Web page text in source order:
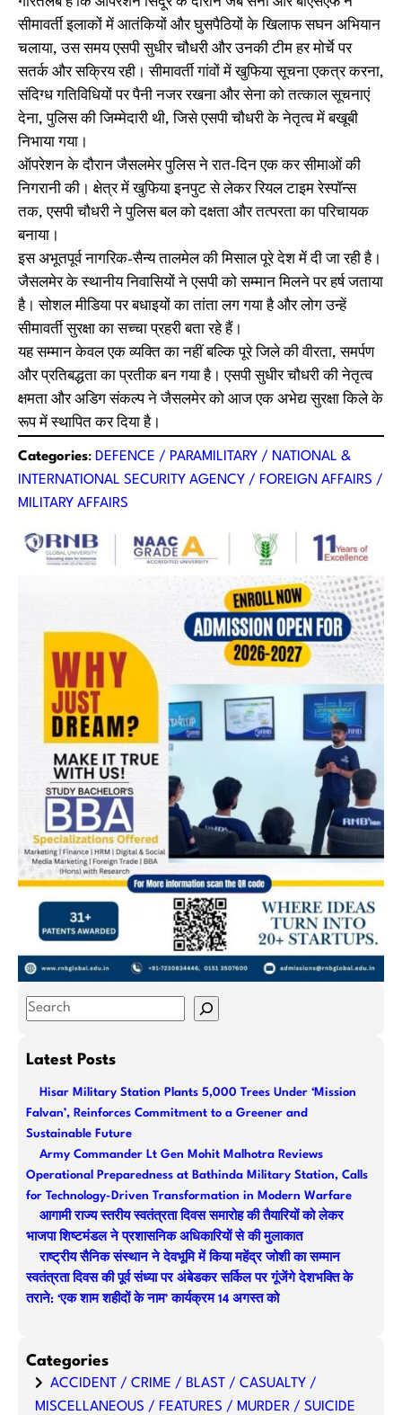
सीमावर्ती इलाकों में आतंकियों और घुसपैठियों के खिलाफ सघन अभियान
चलाया, उस समय एसपी सुधीर चौधरी और उनकी टीम हर मोर्चे पर
सतर्क और सक्रिय रही। सीमावर्ती गांवों में खुफिया सूचना एकत्र करना,
संदिग्ध गतिविधियों पर पैनी नजर रखना और सेना को तत्काल सूचनाएं
देना, पुलिस की जिम्मेदारी थी, जिसे एसपी चौधरी के नेतृत्व में बखूबी
निभाया गया।
ऑपरेशन के दौरान जैसलमेर पुलिस ने रात-दिन एक कर सीमाओं की
निगरानी की। क्षेत्र में खुफिया इनपुट से लेकर रियल टाइम रेस्पॉन्स
तक, एसपी चौधरी ने पुलिस बल को दक्षता और तत्परता का परिचायक
बनाया।
इस अभूतपूर्व नागरिक-सैन्य तालमेल की मिसाल पूरे देश में दी जा रही है।
जैसलमेर के स्थानीय निवासियों ने एसपी को सम्मान मिलने पर हर्ष जताया
है। सोशल मीडिया पर बधाइयों का तांता लग गया है और लोग उन्हें
सीमावर्ती सुरक्षा का सच्चा प्रहरी बता रहे हैं।
यह सम्मान केवल एक व्यक्ति का नहीं बल्कि पूरे जिले की वीरता, समर्पण
और प्रतिबद्धता का प्रतीक बन गया है। एसपी सुधीर चौधरी की नेतृत्व
क्षमता और अडिग संकल्प ने जैसलमेर को आज एक अभेद्य सुरक्षा किले के
रूप में स्थापित कर दिया है।
Categories: DEFENCE / PARAMILITARY / NATIONAL &
INTERNATIONAL SECURITY AGENCY / FOREIGN AFFAIRS /
MILITARY AFFAIRS
S
aLatest Posts
Hisar Military Station Plants 5,000 Trees Under ‘Mission
Falvan’, Reinforces Commitment to a Greener and
Sustainable Future
Army Commander Lt Gen Mohit Malhotra Reviews
Operational Preparedness at Bathinda Military Station, Calls
for Technology-Driven Transformation in Modern Warfare
आगामी राज्य स्तरीय स्वतंत्रता दिवस समारोह की तैयारियों को लेकर
भाजपा शिष्टमंडल ने प्रशासनिक अधिकारियों से की मुलाकात
राष्ट्रीय सैनिक संस्थान ने देवभूमि में किया महेंद्र जोशी का सम्मान
स्वतंत्रता दिवस की पूर्व संध्या पर अंबेडकर सर्किल पर गूंजेंगे देशभक्ति के
तराने: ‘एक शाम शहीदों के नाम’ कार्यक्रम 14 अगस्त को
Categories
ACCIDENT / CRIME / BLAST / CASUALTY /
MISCELLANEOUS / FEATURES / MURDER / SUICIDE